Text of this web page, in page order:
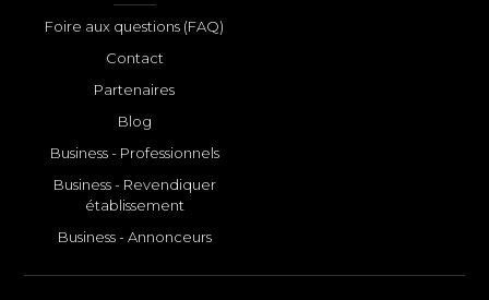
Foire aux questions (FAQ)
Contact
Partenaires
Blog
Business - Professionnels
Business - Revendiquer
établissement
Business - Annonceurs